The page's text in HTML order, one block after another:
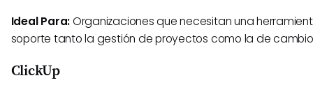
Ideal Para:Organizaciones que necesitan una
soporte tanto la gestión de proyectos como la de
ClickUp